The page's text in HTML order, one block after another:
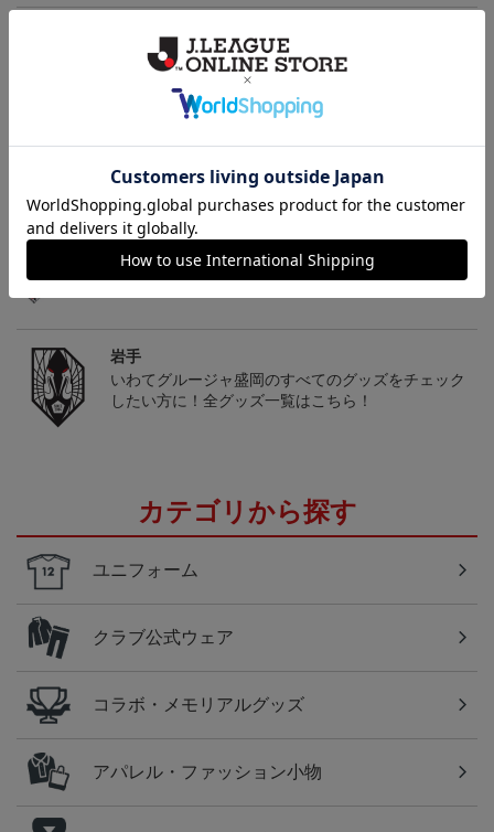
ヘルプページ
岩手
こだわりのデザインに注目！タオルマフラーは応援
の必須アイテム！
岩手
いわてグルージャ盛岡のすべてのグッズをチェック
したい方に！全グッズ一覧はこちら！
カテゴリから探す
ユニフォーム
クラブ公式ウェア
コラボ・メモリアルグッズ
アパレル・ファッション小物